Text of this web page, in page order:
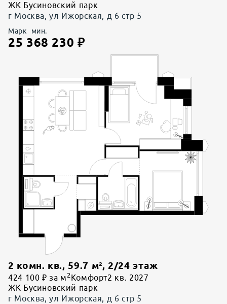
ЖК Бусиновский парк
г Москва, ул Ижорская, д 6 стр 5
Марк мин.
25 368 230 ₽
2 комн. кв., 59.7 м²,2/24 этаж
424 100 ₽ за м 2 Комфорт2 кв. 2027
ЖК Бусиновский парк
г Москва, ул Ижорская, д 6 стр 5